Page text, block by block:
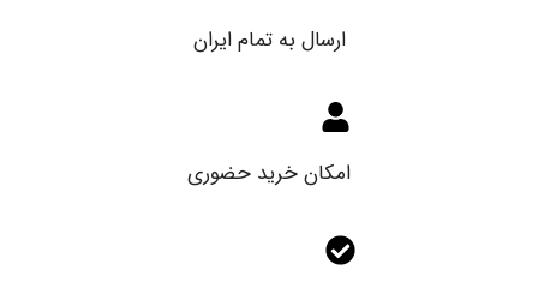
ارسال به تمام ایران
امکان خرید حضوری